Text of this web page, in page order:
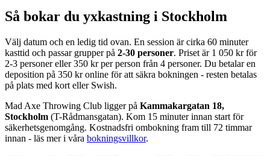
Så bokar du yxkastning i Stockholm
Välj datum och en ledig tid ovan. En session är cirka 60 minuter
kasttid och passar grupper på 2-30 personer. Priset är 1 050 kr för
2-3 personer eller 350 kr per person från 4 personer. Du betalar en
deposition på 350 kr online för att säkra bokningen - resten betalas
på plats med kort eller Swish.
Mad Axe Throwing Club ligger på Kammakargatan 18,
Stockholm (T-Rådmansgatan). Kom 15 minuter innan start för
säkerhetsgenomgång. Kostnadsfri ombokning fram till 72 timmar
innan - läs mer i våra bokningsvillkor.